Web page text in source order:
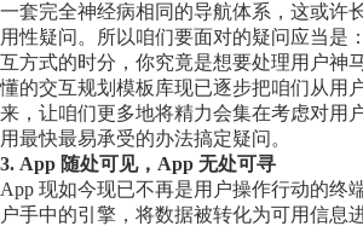
一套完全神经病相同的导航体系，这或许
用性疑问。所以咱们要面对的疑问应当是
互方式的时分，你究竟是想要处理用户神
懂的交互规划模板库现已逐步把咱们从用
来，让咱们更多地将精力会集在考虑对用
用最快最易承受的办法搞定疑问。
3. App 随处可见，App 无处可寻
App 现如今现已不再是用户操作行动的终
户手中的引擎，将数据被转化为可用信息